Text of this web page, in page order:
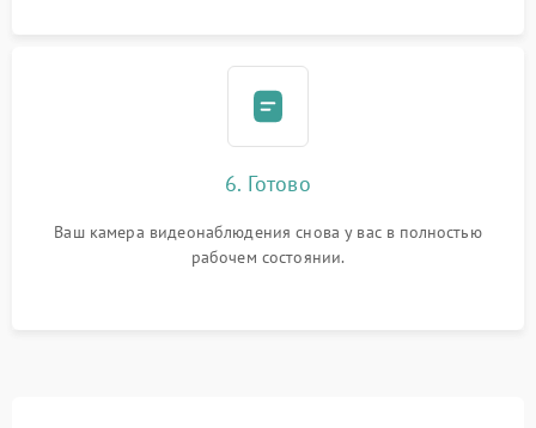
6. Готово
Ваш камера видеонаблюдения снова у вас в полностью
рабочем состоянии.